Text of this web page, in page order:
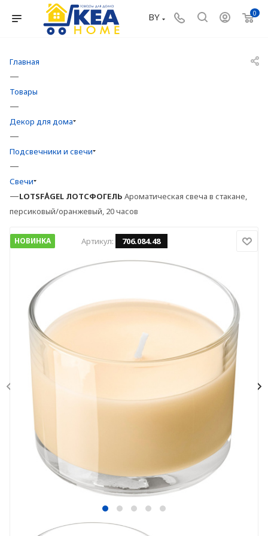
0
BY
Главная
—
Товары
—
Декор для дома
—
Подсвечники и свечи
—
Свечи
—LOTSFÅGEL ЛОТСФОГЕЛЬ Ароматическая свеча в стакане,
персиковый/оранжевый, 20 часов
НОВИНКА Артикул: 706.084.48